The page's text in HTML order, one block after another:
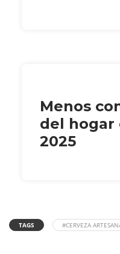
Menos
del hogar
2025
TAGS #CERVEZA